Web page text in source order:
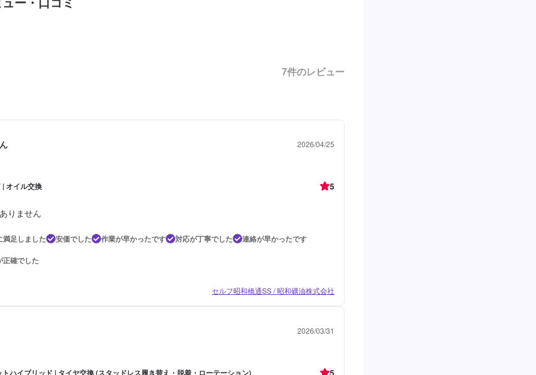
7件のレビュー
2026/04/25
オイル交換 5
りません
満足しました 安価でした 作業が早かったです 対応が丁寧でした
連絡が早かったです
正確でした
セルフ昭和橋通SS / 昭和礦油株式会社
2026/03/31
ハイブリッド | タイヤ交換 (スタッドレス履き替え・脱着・ローテーション) 5